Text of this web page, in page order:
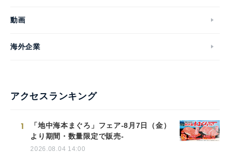
動画
海外企業
アクセスランキング
1
「地中海本まぐろ」フェア-8月7日（金）
より期間・数量限定で販売-
2026.08.04 14:00